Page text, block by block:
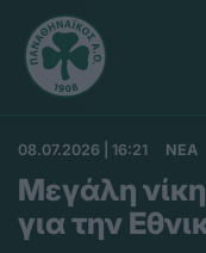
08.07.2026 | 16:21 ΝΕΑ
Μεγάλη
για την